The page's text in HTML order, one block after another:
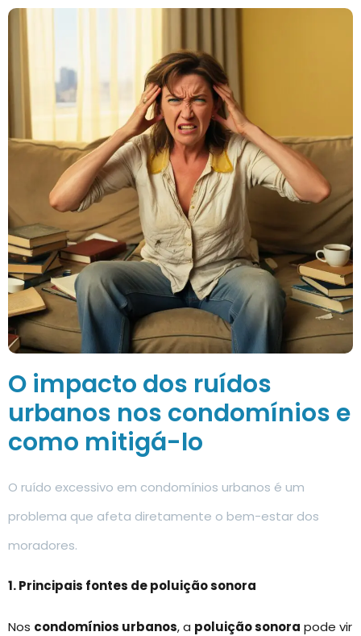
O impacto dos ruídos
urbanos nos condomínios e
como mitigá-lo
O ruído excessivo em condomínios urbanos é um
problema que afeta diretamente o bem-estar dos
moradores.
1. Principais fontes de poluição sonora
Nos condomínios urbanos, a poluição sonora pode vir